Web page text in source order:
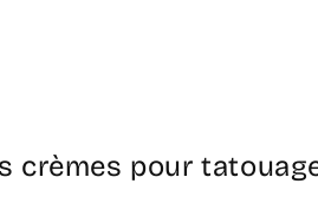
crèmes pour